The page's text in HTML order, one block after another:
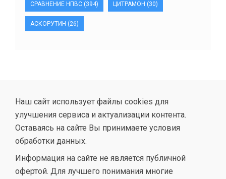
СРАВНЕНИЕ НПВС (394) ЦИТРАМОН (30)
АСКОРУТИН (26)
Наш сайт использует файлы cookies для
улучшения сервиса и актуализации контента.
Оставаясь на сайте Вы принимаете условия
обработки данных.
Информация на сайте не является публичной
офертой. Для лучшего понимания многие